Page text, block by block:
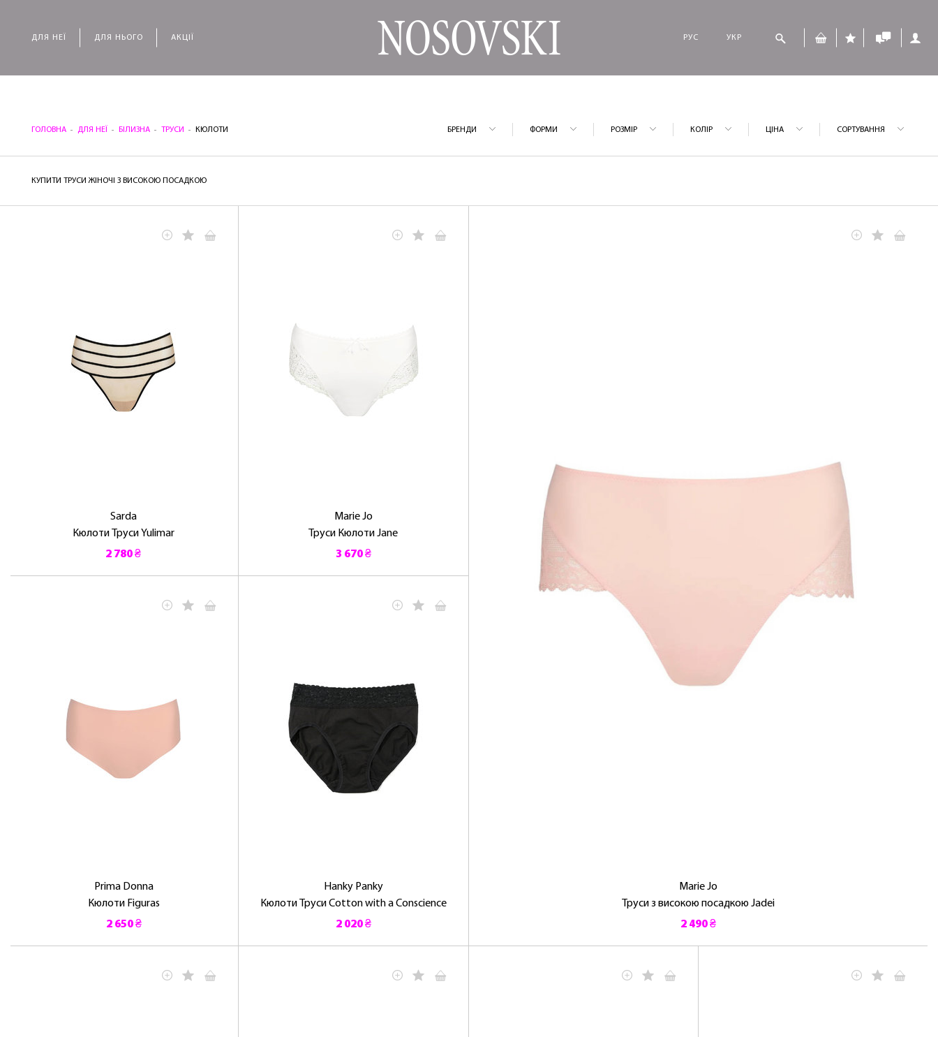
ДЛЯ НЕЇ ДЛЯ НЬОГО АКЦІЇ РУС УКР
ГОЛОВНА ДЛЯ НЕЇ БІЛИЗНА ТРУСИ КЮЛОТИ БРЕНДИ ФОРМИ РОЗМІР КОЛІР ЦІНА СОРТУВАННЯ
КУПИТИ ТРУСИ ЖІНОЧІ З ВИСОКОЮ ПОСАДКОЮ
Sarda
Кюлоти Труси Yulimar
2 780 ₴
Marie Jo
Труси Кюлоти Jane
3 670 ₴
Marie Jo
Труси з високою посадкою Jadei
2 490 ₴
Prima Donna
Кюлоти Figuras
2 650 ₴
Hanky ​​Panky
Кюлоти Труси Cotton with a Conscience
2 020 ₴